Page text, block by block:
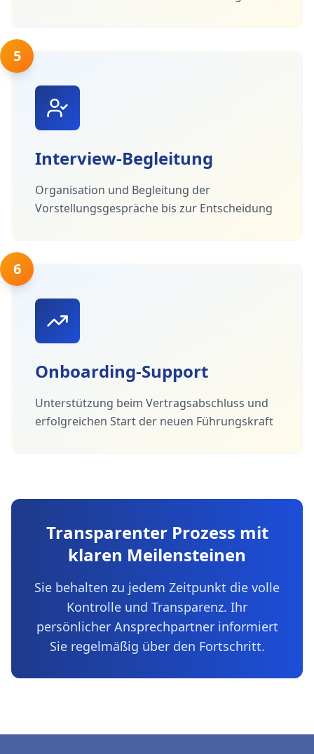
5
Interview-Begleitung
Organisation und Begleitung der
Vorstellungsgespräche bis zur Entscheidung
6
Onboarding-Support
Unterstützung beim Vertragsabschluss und
erfolgreichen Start der neuen Führungskraft
Transparenter Prozess mit
klaren Meilensteinen
Sie behalten zu jedem Zeitpunkt die volle
Kontrolle und Transparenz. Ihr
persönlicher Ansprechpartner informiert
Sie regelmäßig über den Fortschritt.